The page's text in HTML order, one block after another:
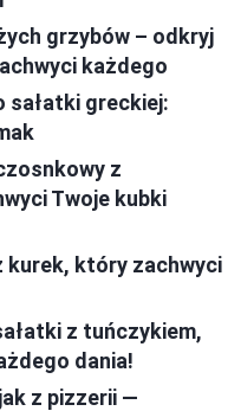
grzybów – odkryj
każdego
sałatki greckiej:
z
Twoje kubki
kurek, który zachwyci
z tuńczykiem,
dania!
z pizzerii —